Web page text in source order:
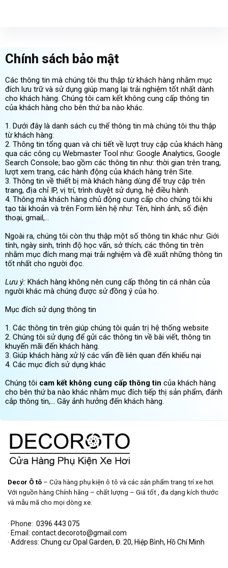
Chính sách bảo mật
Các thông tin mà chúng tôi thu thập từ khách hàng nhằm mục
đích lưu trữ và sử dụng giúp mang lại trải nghiệm tốt nhất dành
cho khách hàng. Chúng tôi cam kết không cung cấp thông tin
của khách hàng cho bên thứ ba nào khác.
1. Dưới đây là danh sách cụ thể thông tin mà chúng tôi thu thập
từ khách hàng:
2. Thông tin tổng quan và chi tiết về lượt truy cập của khách hàng
qua các công cụ Webmaster Tool như: Google Analytics, Google
Search Console; bao gồm các thông tin như: thời gian trên trang,
lượt xem trang, các hành động của khách hàng trên Site.
3. Thông tin về thiết bị mà khách hàng dùng để truy cập trên
trang, địa chỉ IP, vị trí, trình duyệt sử dụng, hệ điều hành.
4. Thông mà khách hàng chủ động cung cấp cho chúng tôi khi
tạo tài khoản và trên Form liên hệ như: Tên, hình ảnh, số điện
thoại, gmail,…
Ngoài ra, chúng tôi còn thu thập một số thông tin khác như: Giới
tính, ngày sinh, trình độ học vấn, sở thích; các thông tin trên
nhằm mục đích mang mại trải nghiệm và đề xuất những thông tin
tốt nhất cho người đọc.
Lưu ý: Khách hàng không nên cung cấp thông tin cá nhân của
người khác mà chúng được sử đồng ý của họ.
Mục đích sử dụng thông tin
1. Các thông tin trên giúp chúng tôi quản trị hệ thống website
2. Chúng tôi sử dụng để gửi các thông tin về bài viết, thông tin
khuyến mãi đến khách hàng.
3. Giúp khách hàng xử lý các vấn đề liên quan đến khiếu nại
4. Các mục đích sử dụng khác
Chúng tôi cam kết không cung cấp thông tin của khách hàng
cho bên thứ ba nào khác nhằm mục đích tiếp thị sản phẩm, đánh
cắp thông tin,… Gây ảnh hưởng đến khách hàng.
Decor Ô tô – Cửa hàng phụ kiện ô tô và các sản phẩm trang trí xe hơi.
Với nguồn hàng Chính hãng – chất lượng – Giá tốt , đa dạng kích thước
và mẫu mã cho mọi dòng xe.
· Phone: 0396 443 075
· Email: contact.decoroto@gmail.com
· Address: Chung cư Opal Garden, Đ. 20, Hiệp Bình, Hồ Chí Minh